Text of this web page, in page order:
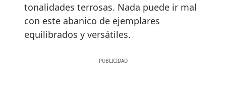
tonalidades terrosas. Nada puede ir mal
con este abanico de ejemplares
equilibrados y versátiles.